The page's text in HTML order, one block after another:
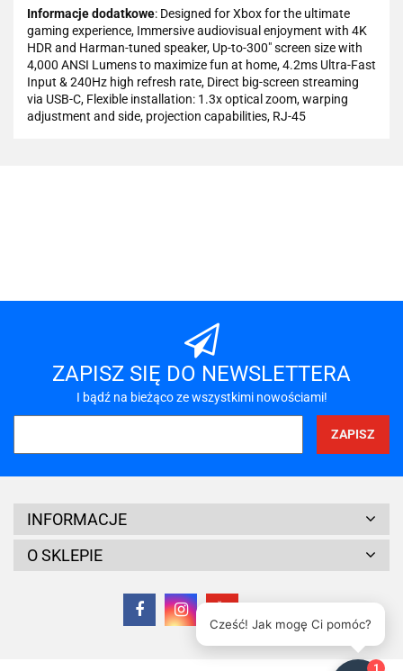
Informacje dodatkowe: Designed for Xbox for the ultimate
gaming experience, Immersive audiovisual enjoyment with 4K
HDR and Harman-tuned speaker, Up-to-300" screen size with
4,000 ANSI Lumens to maximize fun at home, 4.2ms Ultra-Fast
Input & 240Hz high refresh rate, Direct big-screen streaming
via USB-C, Flexible installation: 1.3x optical zoom, warping
adjustment and side, projection capabilities, RJ-45
A-LAN
Acar
ZAPISZ SIĘ DO NEWSLETTERA
I bądź na bieżąco ze wszystkimi nowościami!
INFORMACJE
O SKLEPIE
Cześć! Jak mogę Ci pomóc?
1